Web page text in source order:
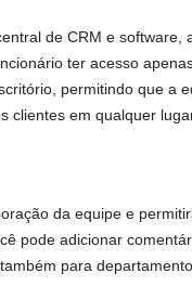
de CRM e software,
ter acesso
permitindo que a
clientes em qualquer
da equipe e
pode adicionar
para